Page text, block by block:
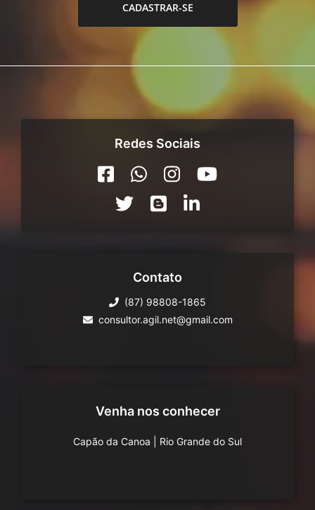
CADASTRAR-SE
Redes Sociais
Contato
(87) 98808-1865
consultor.agil.net@gmail.com
Venha nos conhecer
Capão da Canoa Rio Grande do Sul